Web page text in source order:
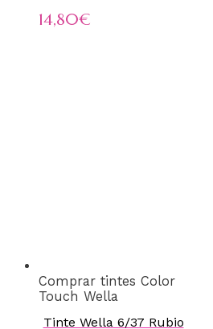
14,80€
Comprar tintes Color
Touch Wella
Tinte Wella 6/37 Rubio